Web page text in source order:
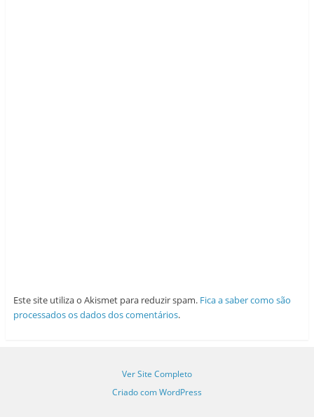
Este site utiliza o Akismet para reduzir spam. Fica a saber como são
processados os dados dos comentários.
Ver Site Completo
Criado com WordPress